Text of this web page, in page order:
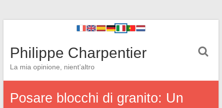
Philippe Charpentier
La mia opinione, nient’altro
Posare blocchi di granito: Un